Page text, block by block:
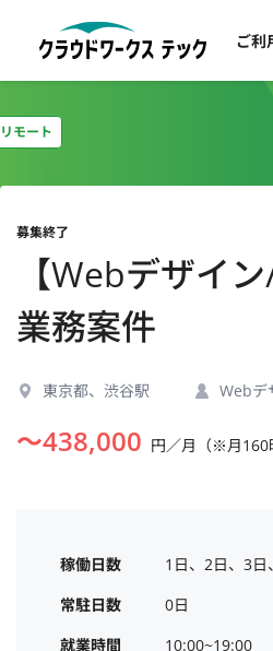
ご利
モート
募集終了
【Webデザイ
業務案件
東京都、渋谷駅 Webデ
〜438,000 円／月（※月160
稼働日数
1日、2日、3日
常駐日数
0日
就業時間
10:00~19:00